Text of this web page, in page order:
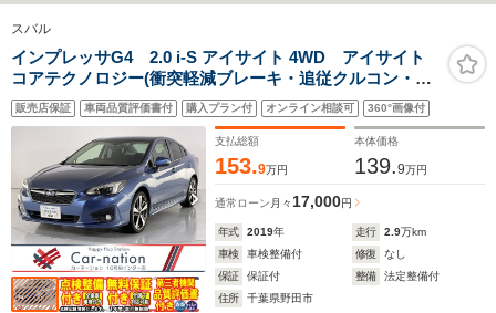
スバル
インプレッサG4 2.0 i-S アイサイト 4WD アイサイト
コアテクノロジー(衝突軽減ブレーキ・追従クルコン・誤
発進抑制・アクティブレーンキープ)/LEDヘッドランプ/左
右独立AAC/前席パワーシート/カロッツェリアナビ/バッ
クカメラ/純正ドラレコ/ETC2.0
販売店保証 車両品質評価書付 購入プラン付 オンライン相談可 360°画像付
支払総額
153.9万円
本体価格
139.9万円
通常ローン 月々 17,000円
年式 2019年 走行 2.9万km
車検
車検整備付 修復
なし
保証
保証付 整備
法定整備付
住所
千葉県野田市